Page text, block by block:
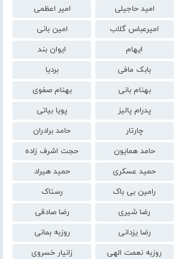
امید حاجیلی
امیر اعظمی
امیرعباس گلاب
امین بانی
ایهام
ایوان بند
بابک مافی
بردیا
بهنام بانی
بهنام صفوی
پدرام پالیز
پویا بیاتی
چارتار
حامد برادران
حامد همایون
حجت اشرف زاده
حمید عسکری
حمید هیراد
رامین بی باک
رستاک
رضا شیری
رضا صادقی
رضا یزدانی
روزبه بمانی
روزبه نعمت الهی
زانیار خسروی